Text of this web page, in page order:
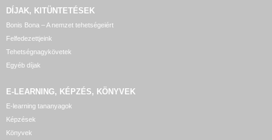
DÍJAK, KITÜNTETÉSEK
Bonis Bona – A nemzet tehetségeiért
Felfedezettjeink
Tehetségnagykövetek
Egyéb díjak
E-LEARNING, KÉPZÉS, KÖNYVEK
E-learning tananyagok
Képzések
Könyvek